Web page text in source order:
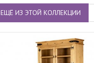
ЕЩЁ ИЗ ЭТОЙ КОЛЛЕКЦИИ